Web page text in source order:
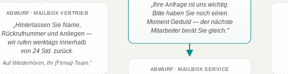
„Ihre Anfrage ist uns wichtig.
Bitte haben Sie noch einen
Moment Geduld — der nächste
Mitarbeiter berät Sie gleich."
ABWURF · MAILBOX VERTRIEB
„Hinterlassen Sie Name,
Rückrufnummer und Anliegen —
wir rufen werktags innerhalb
von 24 Std. zurück.
Auf Wiederhören, Ihr [Firma]-Team."
ABWURF · MAILBOX SERVICE